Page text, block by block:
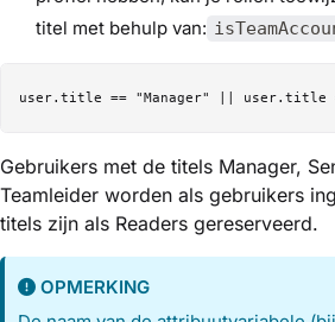
titel met behulp van:
Gebruikers met de titels Manager,
Teamleider worden als gebruikers
titels zijn als Readers gereserveerd.
OPMERKING